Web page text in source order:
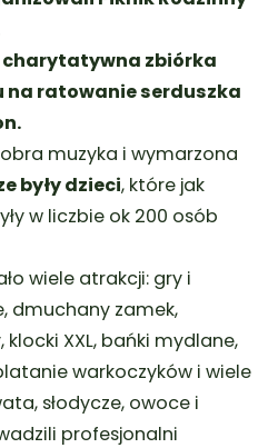
charytatywna zbiórka
na ratowanie serduszka
muzyka i wymarzona
były dzieci, które jak
w liczbie ok 200 osób
wiele atrakcji: gry i
dmuchany zamek,
XXL, bańki mydlane,
warkoczyków i wiele
słodycze, owoce i
profesjonalni